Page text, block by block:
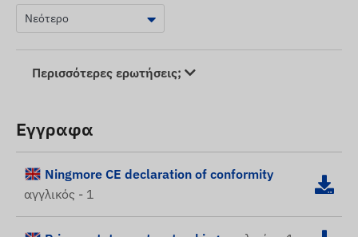
Περισσότερες ερωτήσεις;
Εγγραφα
Ningmore CE declaration of conformity
αγγλικός - 1